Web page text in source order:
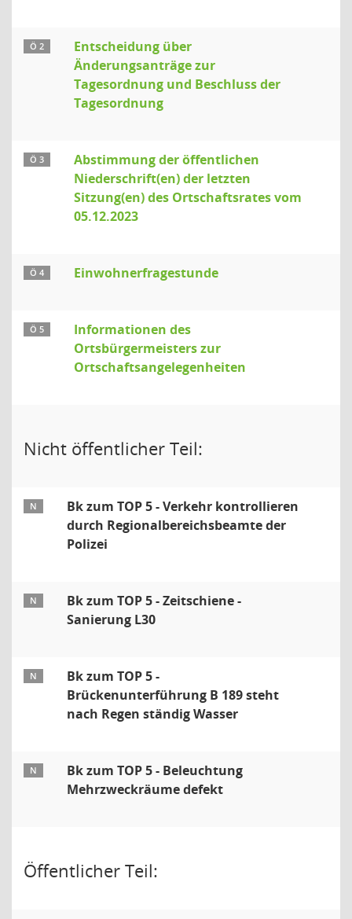
Ö 2
Entscheidung über
Änderungsanträge zur
Tagesordnung und Beschluss der
Tagesordnung
Ö 3
Abstimmung der öffentlichen
Niederschrift(en) der letzten
Sitzung(en) des Ortschaftsrates vom
05.12.2023
Ö 4 Einwohnerfragestunde
Ö 5
Informationen des
Ortsbürgermeisters zur
Ortschaftsangelegenheiten
Nicht öffentlicher Teil:
N
Bk zum TOP 5 - Verkehr kontrollieren
durch Regionalbereichsbeamte der
Polizei
N
Bk zum TOP 5 - Zeitschiene -
Sanierung L30
N
Bk zum TOP 5 -
Brückenunterführung B 189 steht
nach Regen ständig Wasser
N
Bk zum TOP 5 - Beleuchtung
Mehrzweckräume defekt
Öffentlicher Teil: